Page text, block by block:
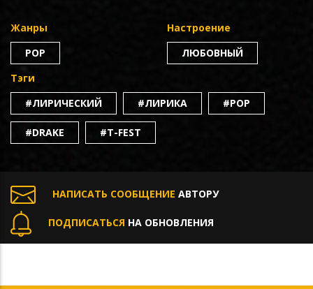
Жанры
POP
Настроение
ЛЮБОВНЫЙ
Тэги
#ЛИРИЧЕСКИЙ
#ЛИРИКА #POP
#DRAKE #T-FEST
НАПИСАТЬ СООБЩЕНИЕ АВТОРУ
ПОДПИСАТЬСЯ НА ОБНОВЛЕНИЯ